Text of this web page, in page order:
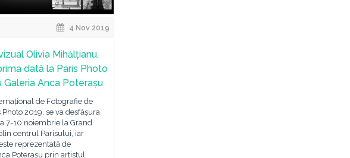
4 Nov 2019
Olivia Mihălțianu,
dată la Paris Photo
Galeria Anca Poterașu
de Fotografie de
Photo 2019, se va desfășura
7-10 noiembrie la Grand
centrul Parisului, iar
reprezentată de
Poterașu prin artistul